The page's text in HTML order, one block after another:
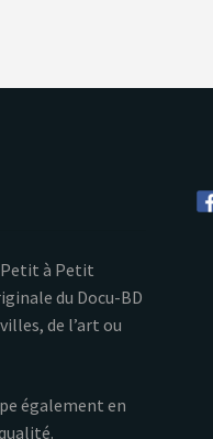
Petit à Petit
du Docu-BD
de l’art ou
également en